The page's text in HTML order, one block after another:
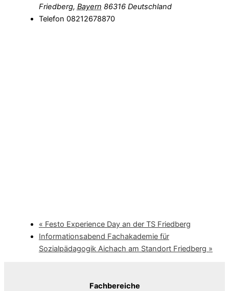
Friedberg, Bayern 86316 Deutschland
Telefon 08212678870
« Festo Experience Day an der TS Friedberg
Informationsabend Fachakademie für
Sozialpädagogik Aichach am Standort Friedberg »
Fachbereiche